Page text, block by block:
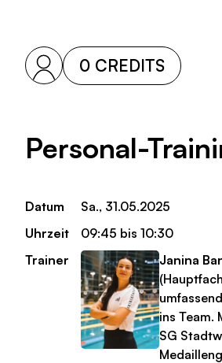
0 CREDITS
Personal-
Datum
Sa., 31.05.2025
Uhrzeit
09:45 bis 10:30
Trainer
Janina
ins Team.
SG